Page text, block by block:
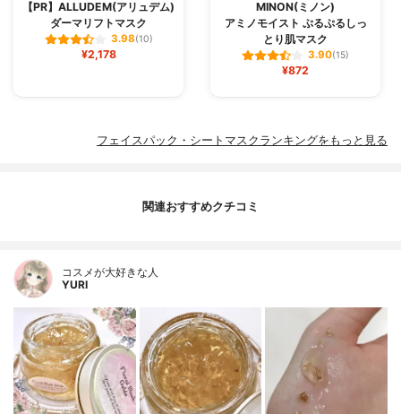
【PR】ALLUDEM(アリュデム)
ダーマリフトマスク
3.98(10)
¥2,178
MINON(ミノン)
アミノモイスト ぷるぷるしっ
とり肌マスク
3.90(15)
¥872
フェイスパック・シートマスクランキングをもっと見る
関連おすすめクチコミ
コスメが大好きな人
YURI